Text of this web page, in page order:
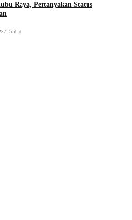
Raya, Pertanyakan Status
Dilihat